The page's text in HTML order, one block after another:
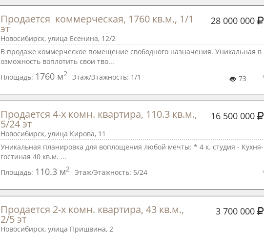
Продается  коммерческая, 1760 кв.м., 1/1
эт
28 000 000
Новосибирск, улица Есенина, 12/2
В продаже коммерческое помещение свободного назначения. Уникальная в
озможность воплотить свои тво...
Площадь: 1760 м2 Этаж/Этажность: 1/1 73
Продается 4-х комн. квартира, 110.3 кв.м.,
5/24 эт
16 500 000
Новосибирск, улица Кирова, 11
Уникальная планировка для воплощения любой мечты: * 4 к. студия - Кухня-
гостиная 40 кв.м. ...
Площадь: 110.3 м2 Этаж/Этажность: 5/24
Продается 2-х комн. квартира, 43 кв.м.,
2/5 эт
3 700 000
Новосибирск, улица Пришвина, 2